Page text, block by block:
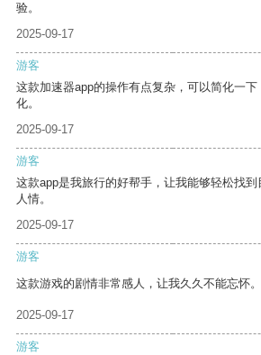
验。
2025-09-17
游客
这款加速器app的操作有点复杂，可以简化一
化。
2025-09-17
游客
这款app是我旅行的好帮手，让我能够轻松找
人情。
2025-09-17
游客
这款游戏的剧情非常感人，让我久久不能忘怀。
2025-09-17
游客